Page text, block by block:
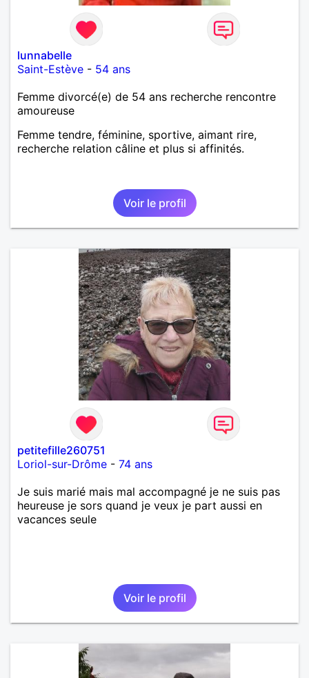
lunnabelle
Saint-Estève - 54 ans
Femme divorcé(e) de 54 ans recherche rencontre
amoureuse
Femme tendre, féminine, sportive, aimant rire,
recherche relation câline et plus si affinités.
Voir le profil
petitefille260751
Loriol-sur-Drôme - 74 ans
Je suis marié mais mal accompagné je ne suis pas
heureuse je sors quand je veux je part aussi en
vacances seule
Voir le profil